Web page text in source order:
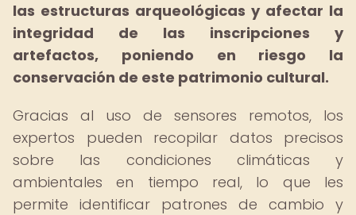
las estructuras arqueológicas y afectar la
integridad de las inscripciones y
artefactos, poniendo en riesgo la
conservación de este patrimonio cultural.
Gracias al uso de sensores remotos, los
expertos pueden recopilar datos precisos
sobre las condiciones climáticas y
ambientales en tiempo real, lo que les
permite identificar patrones de cambio y